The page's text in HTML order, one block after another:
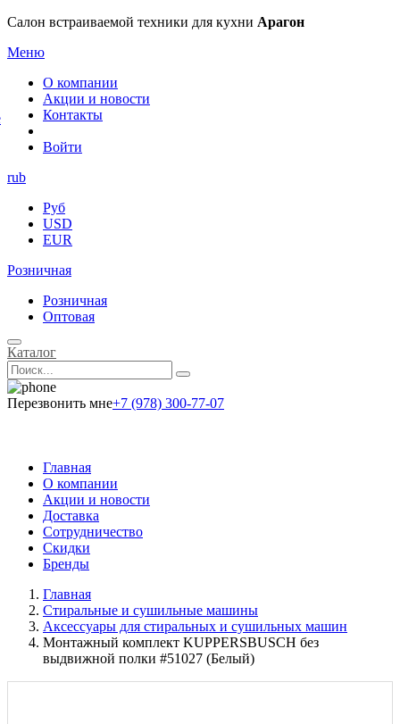
Салон встраиваемой техники для кухни Арагон
Меню
О компании
Акции и новости
Контакты
Войти
rub
Руб
USD
EUR
Розничная
Розничная
Оптовая
Каталог
Перезвонить мне+7 (978) 300-77-07
Главная
О компании
Акции и новости
Доставка
Сотрудничество
Скидки
Бренды
Главная
Стиральные и сушильные машины
Аксессуары для стиральных и сушильных машин
Монтажный комплект KUPPERSBUSCH без
выдвижной полки #51027 (Белый)